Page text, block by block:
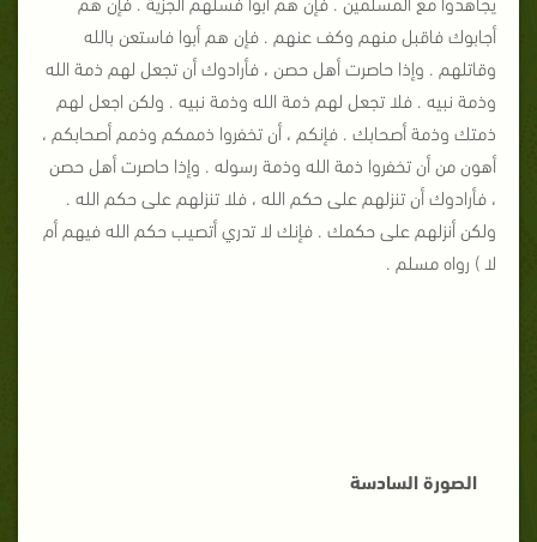
أجابوك فاقبل منهم وكف عنهم . فإن هم أبوا فاستعن بالله
وقاتلهم . وإذا حاصرت أهل حصن ، فأرادوك أن تجعل لهم ذمة الله
وذمة نبيه . فلا تجعل لهم ذمة الله وذمة نبيه . ولكن اجعل لهم
ذمتك وذمة أصحابك . فإنكم ، أن تخفروا ذممكم وذمم أصحابكم ،
أهون من أن تخفروا ذمة الله وذمة رسوله . وإذا حاصرت أهل حصن
، فأرادوك أن تنزلهم على حكم الله ، فلا تنزلهم على حكم الله .
ولكن أنزلهم على حكمك . فإنك لا تدري أتصيب حكم الله فيهم أم
لا ) رواه مسلم .
الصورة السادسة